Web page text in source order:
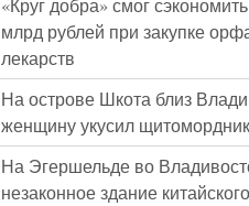
«Круг добра» смог
млрд рублей при закупке
лекарств
На острове Шкота близ
женщину укусил щитомордник
На Эгершельде во
незаконное здание